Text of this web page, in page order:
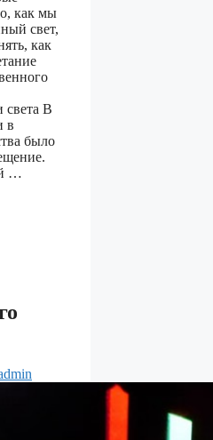
как мы
свет,
как
света В
в
было
…